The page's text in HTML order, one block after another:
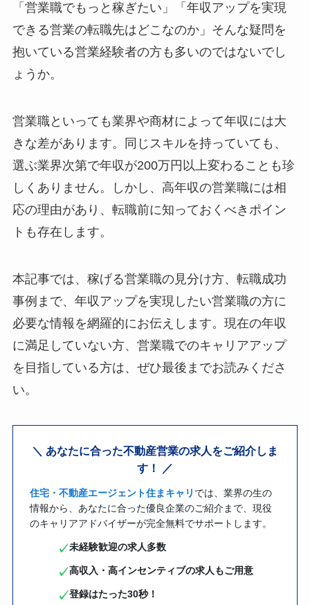
「営業職でもっと稼ぎたい」「年収アップを実現
できる営業の転職先はどこなのか」そんな疑問を
抱いている営業経験者の方も多いのではないでし
ょうか。
営業職といっても業界や商材によって年収には大
きな差があります。同じスキルを持っていても、
選ぶ業界次第で年収が200万円以上変わることも珍
しくありません。しかし、高年収の営業職には相
応の理由があり、転職前に知っておくべきポイン
トも存在します。
本記事では、稼げる営業職の見分け方、転職成功
事例まで、年収アップを実現したい営業職の方に
必要な情報を網羅的にお伝えします。現在の年収
に満足していない方、営業職でのキャリアアップ
を目指している方は、ぜひ最後までお読みくださ
い。
＼ あなたに合った不動産営業の求人をご紹介しま
す！ ／
住宅・不動産エージェント住まキャリ では、業界の生の
情報から、あなたに合った優良企業のご紹介まで、現役
のキャリアアドバイザーが完全無料でサポートします。
✓未経験歓迎の求人多数
✓高収入・高インセンティブの求人もご用意
✓登録はたった30秒！